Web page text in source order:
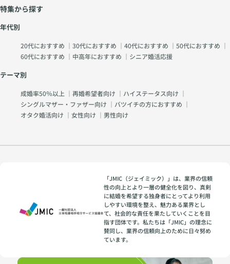
特集から探す
年代別
20代におすすめ ｜ 30代におすすめ ｜ 40代におすすめ ｜ 50代におすすめ ｜
60代におすすめ ｜ 中高年におすすめ ｜ シニア婚活応援
テーマ別
成婚率50％以上 ｜ 再婚希望者向け ｜ ハイステータス向け ｜
シングルマザー・ファザー向け ｜ バツイチの方におすすめ ｜
オタク婚活向け ｜ 女性向け ｜ 男性向け
「JMIC（ジェイミック）」は、業界の信頼
性の向上とより一層の健全化を図り、真剣
に結婚を希望する独身者にとってより利用
しやすい環境を整え、魅力ある業界とし
て、社会的な責任を果たしていくことを目
指す団体です。私たちは「JMIC」の理念に
賛同し、業界の信頼向上のために日々努め
ています。